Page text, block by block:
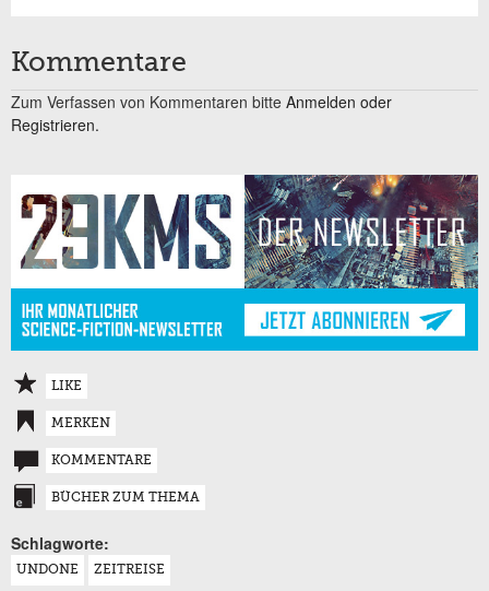
Kommentare
Zum Verfassen von Kommentaren bitte Anmelden oder
Registrieren.
LIKE
MERKEN
KOMMENTARE
BÜCHER ZUM THEMA
Schlagworte:
UNDONE ZEITREISE